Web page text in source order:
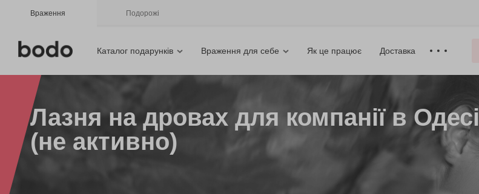
Враження Подорожі
Каталог подарунків Враження для себе Як це працює Доставка
Лазня на дровах для компанії в Одесі
(не активно)